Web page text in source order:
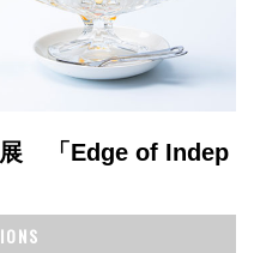
展 「Edge of Indep